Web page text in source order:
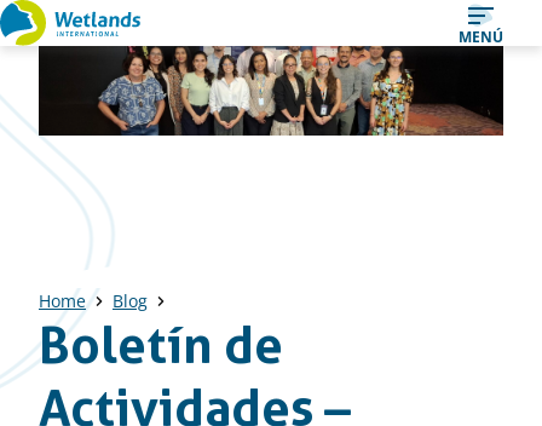
Ir
contenido
MENÚ
Home Blog
Boletín de
Actividades –